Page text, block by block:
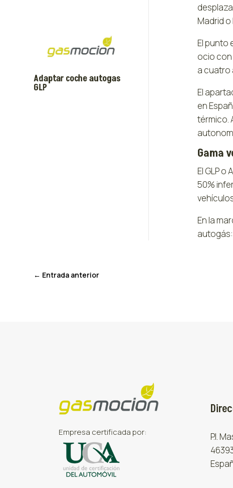
Adaptar coche autogas
GLP
Madrid
El punto
ocio
a cuatro
El
en
térmico.
Gama
El GLP
50%
En la
autogás:
← Entrada anterior
Empresa certificada por:
P.I.